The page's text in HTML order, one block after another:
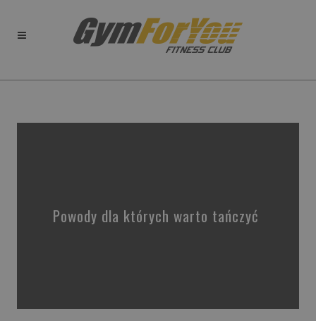
Powody dla których warto tańczyć